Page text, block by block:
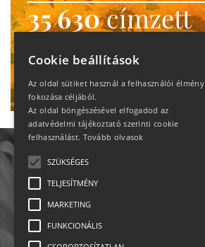
35 630címzett
heti motiváció
Ne maradj le!
Cookie beállítások
Az oldal sütiket használ a felhasználói élmény
fokozása céljából.
Az oldal böngészésével elfogadod az
adatvédelmi tájékoztató szerinti cookie
felhasználást. Tovább olvasok
SZÜKSÉGES
TELJESÍTMÉNY
MARKETING
FUNKCIONÁLIS